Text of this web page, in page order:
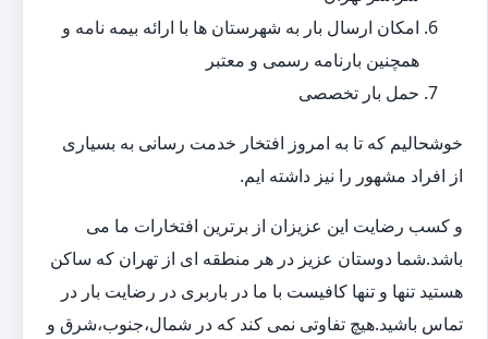
امکان ارسال بار به شهرستان ها با ارائه بیمه نامه و
همچنین بارنامه رسمی و معتبر
حمل بار تخصصی
خوشحالیم که تا به امروز افتخار خدمت رسانی به بسیاری
از افراد مشهور را نیز داشته ایم.
و کسب رضایت این عزیزان از برترین افتخارات ما می
باشد.شما دوستان عزیز در هر منطقه ای از تهران که ساکن
هستید تنها و تنها کافیست با ما در باربری در رضایت بار در
تماس باشید.هیچ تفاوتی نمی کند که در شمال،جنوب،شرق و